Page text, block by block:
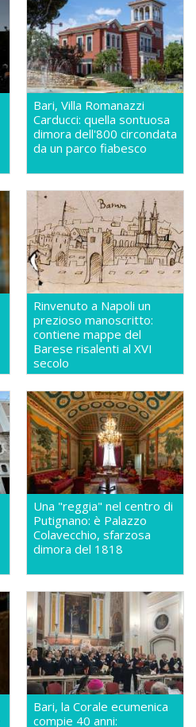
Bari, Villa Romanazzi
Carducci: quella sontuosa
dimora dell'800 circondata
da un parco fiabesco
Rinvenuto a Napoli un
prezioso manoscritto:
contiene mappe del
Barese risalenti al XVI
secolo
Una "reggia" nel centro di
Putignano: è Palazzo
Colavecchio, sfarzosa
dimora del 1818
Bari, la Corale ecumenica
compie 40 anni: